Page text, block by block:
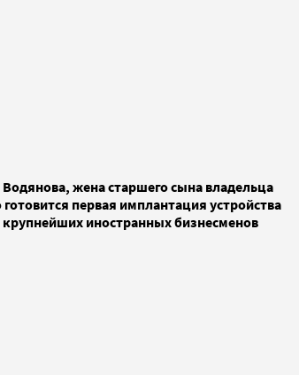
жена старшего сына владельца
первая имплантация устройства
иностранных бизнесменов